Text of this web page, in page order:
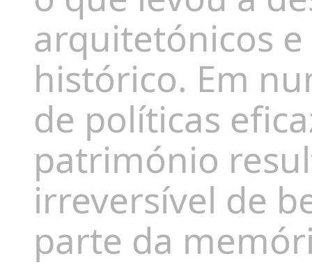
arquitetónicos
histórico. Em
de políticas
património
irreversível de
parte da